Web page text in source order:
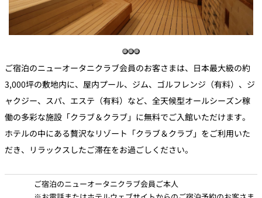
ご宿泊のニューオータニクラブ会員のお客さまは、日本最大級の約
3,000坪の敷地内に、屋内プール、ジム、ゴルフレンジ（有料）、ジ
ャクジー、スパ、エステ（有料）など、全天候型オールシーズン稼
働の多彩な施設「クラブ＆クラブ」に無料でご入館いただけます。
ホテルの中にある贅沢なリゾート「クラブ＆クラブ」をご利用いた
だき、リラックスしたご滞在をお過ごしください。
ご宿泊のニューオータニクラブ会員ご本人